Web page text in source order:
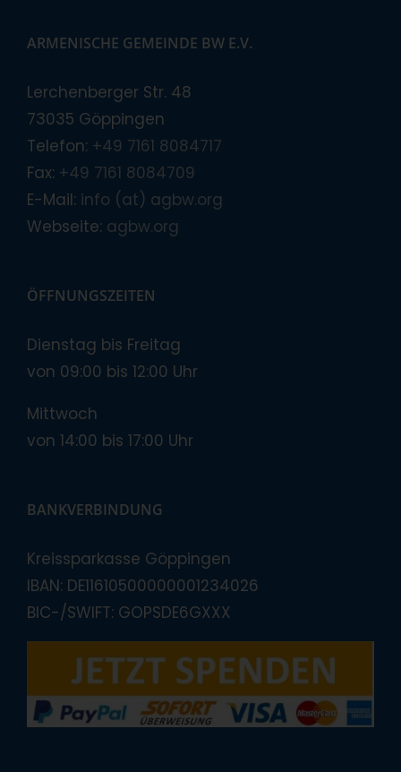
ARMENISCHE GEMEINDE BW E.V.
Lerchenberger Str. 48
73035 Göppingen
Telefon: +49 7161 8084717
Fax: +49 7161 8084709
E-Mail: info (at) agbw.org
Webseite: agbw.org
ÖFFNUNGSZEITEN
Dienstag bis Freitag
von 09:00 bis 12:00 Uhr
Mittwoch
von 14:00 bis 17:00 Uhr
BANKVERBINDUNG
Kreissparkasse Göppingen
IBAN: DE11610500000001234026
BIC-/SWIFT: GOPSDE6GXXX